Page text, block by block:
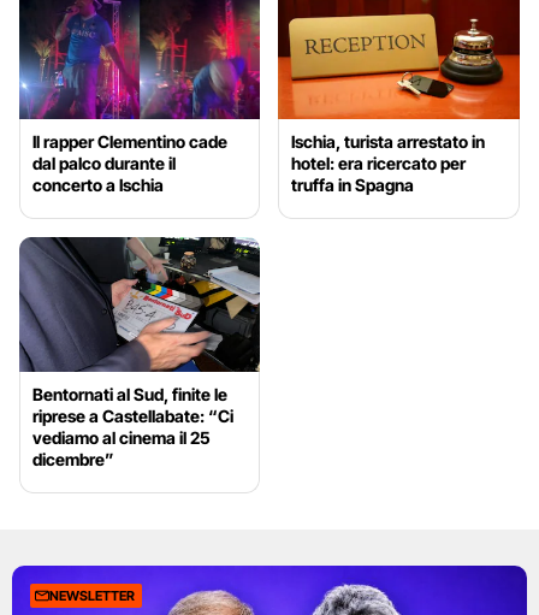
Il rapper Clementino cade
dal palco durante il
concerto a Ischia
Ischia, turista arrestato in
hotel: era ricercato per
truffa in Spagna
Bentornati al Sud, finite le
riprese a Castellabate: “Ci
vediamo al cinema il 25
dicembre”
NEWSLETTER